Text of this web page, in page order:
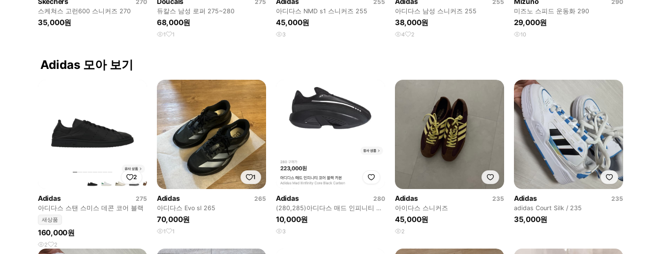
270
스케쳐스 고런600 스니커즈 270
35,000원
275
듀칼스 남성 로퍼 275~280
68,000원
1 1
255
아디다스 NMD s1 스니커즈 255
45,000원
3
255
아디다스 남성 스니커즈 255
38,000원
4 2
290
미즈노 스피드 운동화 290
29,000원
10
Adidas 모아 보기
2
Adidas
275
아디다스 스탠 스미스 데콘 코어 블랙
새상품
160,000원
2 2
1
Adidas
265
아디다스 Evo sl 265
70,000원
1 1
Adidas
280
(280,285)아디다스 매드 인피니티 코
어 블랙 카본 구합니다
10,000원
3
Adidas
235
아이다스 스니커즈
45,000원
2
Adidas
235
adidas Court Silk / 235
35,000원